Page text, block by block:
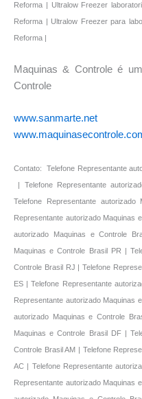
Maquinas & Controle é
Controle
www.sanmarte.net
Contato: Telefone Representante
| Telefone Representante
Telefone Representante
Representante autorizado Maquinas
autorizado Maquinas e Controle
Maquinas e Controle Brasil PR |
Controle Brasil RJ | Telefone
ES | Telefone Representante
Representante autorizado Maquinas
autorizado Maquinas e Controle
Maquinas e Controle Brasil DF |
Controle Brasil AM | Telefone
AC | Telefone Representante
Representante autorizado Maquinas